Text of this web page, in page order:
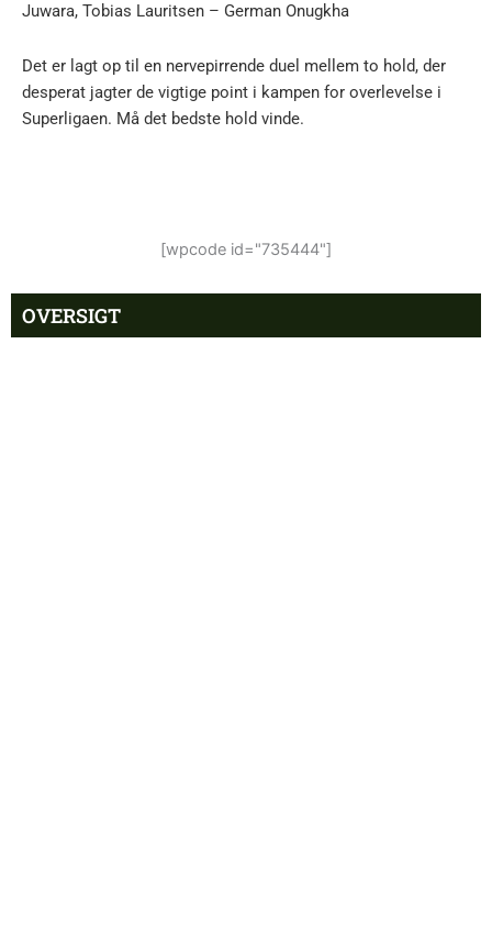
Juwara, Tobias Lauritsen – German Onugkha
Det er lagt op til en nervepirrende duel mellem to hold, der
desperat jagter de vigtige point i kampen for overlevelse i
Superligaen. Må det bedste hold vinde.
[wpcode id="735444"]
OVERSIGT